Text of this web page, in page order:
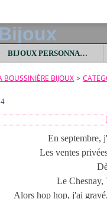
BIJOUX PERSONNALISES
BOUSSINIÈRE BIJOUX >
En septembre,
Les ventes
Le Chesnay,
Alors hop hop, j'ai